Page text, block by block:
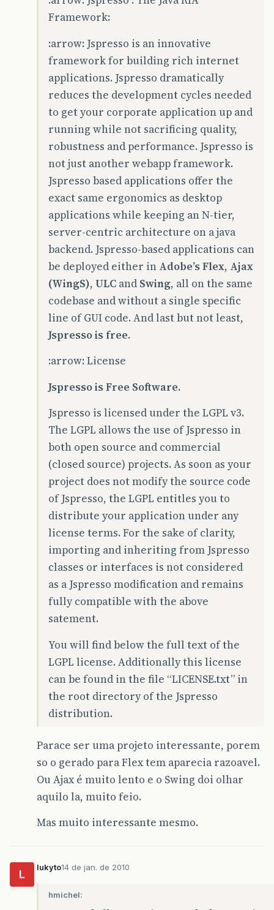
Framework:
:arrow: Jspresso is an innovative
framework for building rich internet
applications. Jspresso dramatically
reduces the development cycles needed
to get your corporate application up and
running while not sacrificing quality,
robustness and performance. Jspresso is
not just another webapp framework.
Jspresso based applications offer the
exact same ergonomics as desktop
applications while keeping an N-tier,
server-centric architecture on a java
backend. Jspresso-based applications can
be deployed either in Adobe’s Flex, Ajax
(WingS), ULC and Swing, all on the same
codebase and without a single specific
line of GUI code. And last but not least,
Jspresso is free.
:arrow: License
Jspresso is Free Software.
Jspresso is licensed under the LGPL v3.
The LGPL allows the use of Jspresso in
both open source and commercial
(closed source) projects. As soon as your
project does not modify the source code
of Jspresso, the LGPL entitles you to
distribute your application under any
license terms. For the sake of clarity,
importing and inheriting from Jspresso
classes or interfaces is not considered
as a Jspresso modification and remains
fully compatible with the above
satement.
You will find below the full text of the
LGPL license. Additionally this license
can be found in the file “LICENSE.txt” in
the root directory of the Jspresso
distribution.
Parace ser uma projeto interessante, porem
so o gerado para Flex tem aparecia razoavel.
Ou Ajax é muito lento e o Swing doi olhar
aquilo la, muito feio.
Mas muito interessante mesmo.
L
lukyto14 de jan. de 2010
hmichel: